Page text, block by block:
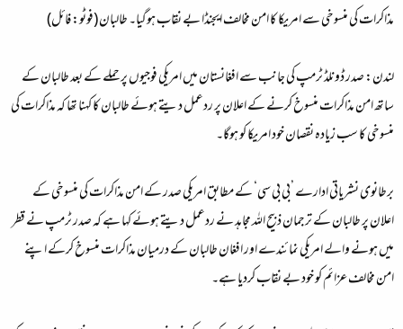
مذاکرات کی منسوخی سے امریکا کا امن مخالف ایجنڈا بے نقاب ہوگیا۔ طالبان (فوٹو: فائل)
لندن:صدر ڈونلڈ ٹرمپ کی جانب سے افغانستان میں امریکی فوجیوں پر حملے کے بعد طالبان کے
ساتھ امن مذاکرات منسوخ کرنے کے اعلان پر ردعمل دیتے ہوئے طالبان کا کہنا تھا کہ مذاکرات کی
منسوخی کا سب زیادہ نقصان خود امریکا کو ہوگا۔
برطانوی نشریاتی ادارے ’بی بی سی‘ کے مطابق امریکی صدر کے امن مذاکرات کی منسوخی کے
اعلان پر طالبان کے ترجمان ذبیح اللہ مجاہد نے ردعمل دیتے ہوئے کہا ہے کہ صدر ٹرمپ نے قطر
میں ہونے والے امریکی نمائندے اور افغان طالبان کے درمیان مذاکرات منسوخ کرکے اپنے
امن مخالف عزائم کو خود بے نقاب کردیا ہے۔